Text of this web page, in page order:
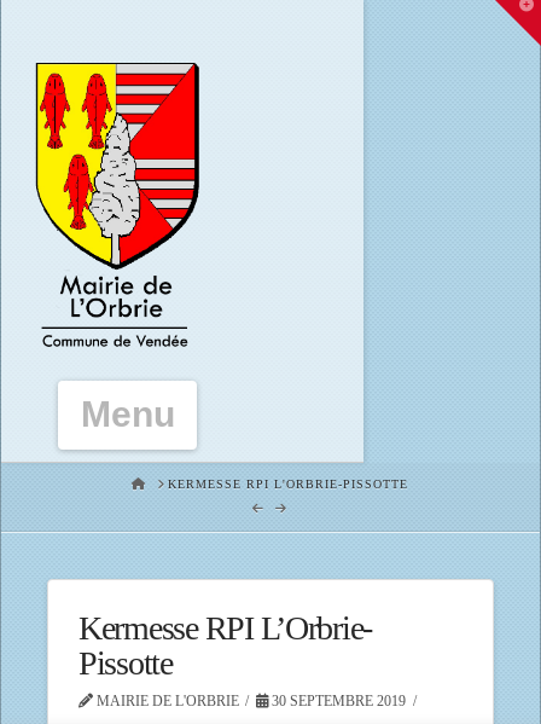
HOMEKERMESSE RPI L'ORBRIE-PISSOTTE
Kermesse RPI L’Orbrie-
Pissotte
MAIRIE DE L'ORBRIE 30 SEPTEMBRE 2019